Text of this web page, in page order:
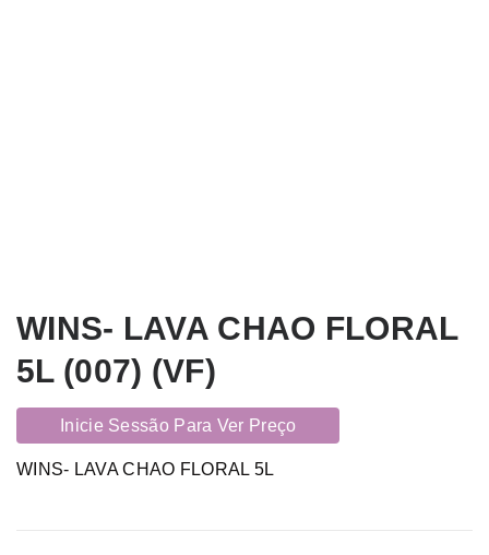
WINS- LAVA CHAO FLORAL
5L (007) (VF)
Inicie Sessão Para Ver Preço
WINS- LAVA CHAO FLORAL 5L